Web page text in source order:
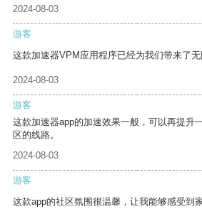
2024-08-03
游客
这款加速器VPM应用程序已经为我们带来了无
2024-08-03
游客
这款加速器app的加速效果一般，可以再提升
区的线路。
2024-08-03
游客
这款app的社区氛围很温馨，让我能够感受到